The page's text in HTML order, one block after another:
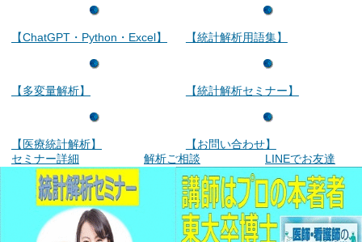
【ChatGPT・Python・Excel】
【多変量解析】
【医療統計解析】
【統計解析用語集】
【統計解析セミナー】
【お問い合わせ】
セミナー詳細
解析ご相談 LINEでお友達